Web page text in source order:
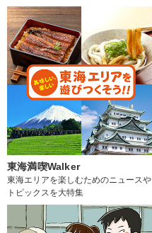
東海満喫Walker
東海エリアを楽しむためのニュースや
トピックスを大特集